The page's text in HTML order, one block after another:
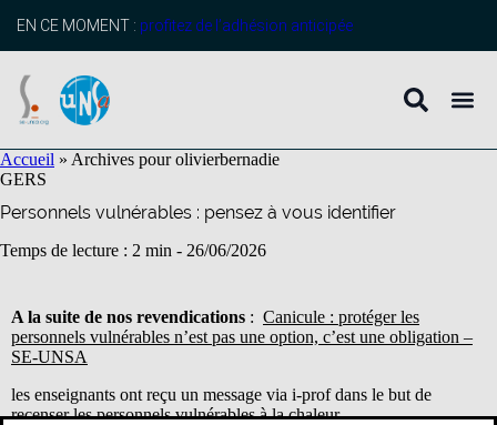
principal
EN CE MOMENT : profitez de l’adhésion anticipée
Accueil » Archives pour olivierbernadie
GERS
Personnels vulnérables : pensez à vous identifier
Temps de lecture : 2 min - 26/06/2026
A la suite de nos revendications : Canicule : protéger les
personnels vulnérables n’est pas une option, c’est une obligation –
SE-UNSA
les enseignants ont reçu un message via i-prof dans le but de
recenser les personnels vulnérables à la chaleur.